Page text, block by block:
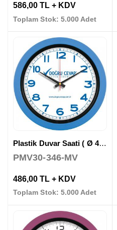
586,00 TL + KDV
Toplam Stok: 5.000 Adet
Plastik Duvar Saati ( Ø 40 cm )
PMV30-346-MV
486,00 TL + KDV
Toplam Stok: 5.000 Adet